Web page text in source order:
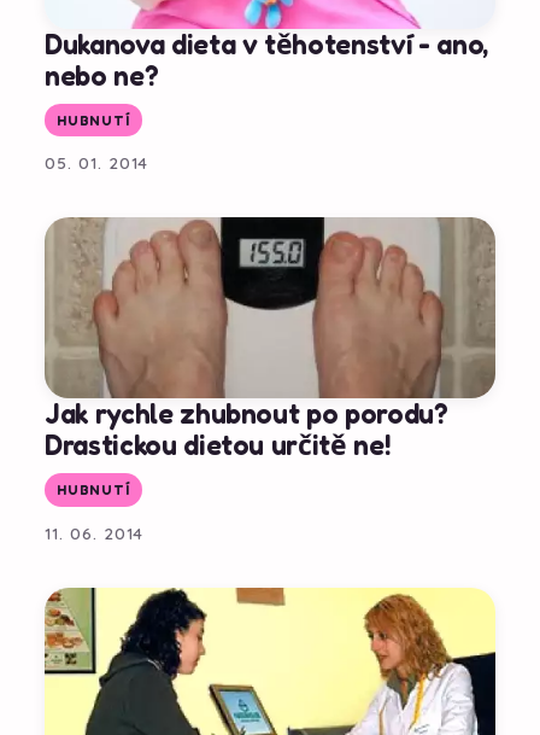
Dukanova dieta v těhotenství - ano,
nebo ne?
HUBNUTÍ
05. 01. 2014
Jak rychle zhubnout po porodu?
Drastickou dietou určitě ne!
HUBNUTÍ
11. 06. 2014